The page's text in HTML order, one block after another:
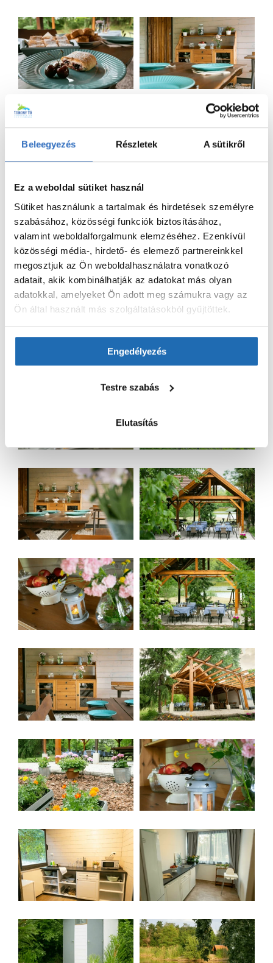
Beleegyezés Részletek A sütikről
Ez a weboldal sütiket használ
Sütiket használunk a tartalmak és hirdetések személyre
szabásához, közösségi funkciók biztosításához,
valamint weboldalforgalmunk elemzéséhez. Ezenkívül
közösségi média-, hirdető- és elemező partnereinkkel
megosztjuk az Ön weboldalhasználatra vonatkozó
adatait, akik kombinálhatják az adatokat más olyan
adatokkal, amelyeket Ön adott meg számukra vagy az
Ön által használt más szolgáltatásokból gyűjtöttek.
Engedélyezés
Testre szabás
Elutasítás